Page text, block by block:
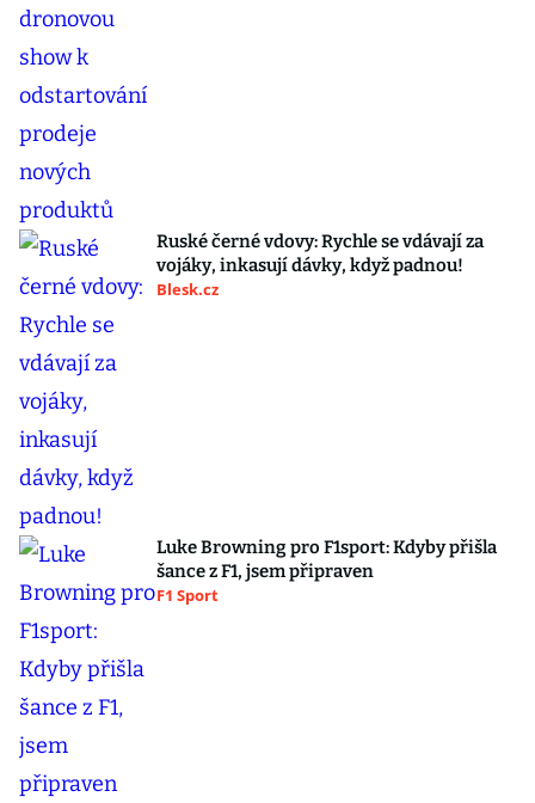
Ruské černé vdovy: Rychle se vdávají za
vojáky, inkasují dávky, když padnou!
Blesk.cz
Luke Browning pro F1sport: Kdyby přišla
šance z F1, jsem připraven
F1 Sport